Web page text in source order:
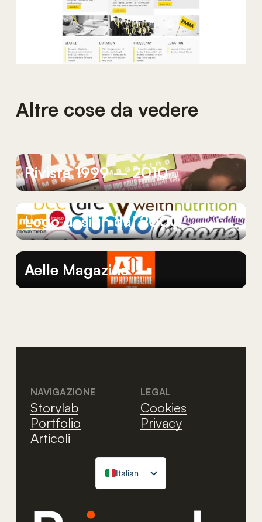
Altre cose da vedere
Riviste 1999 – 2010
Logo design dal 2000
Aelle Magazine
NAVIGAZIONE
Storylab
Portfolio
Articoli
LEGAL
Cookies
Privacy
Italian
English